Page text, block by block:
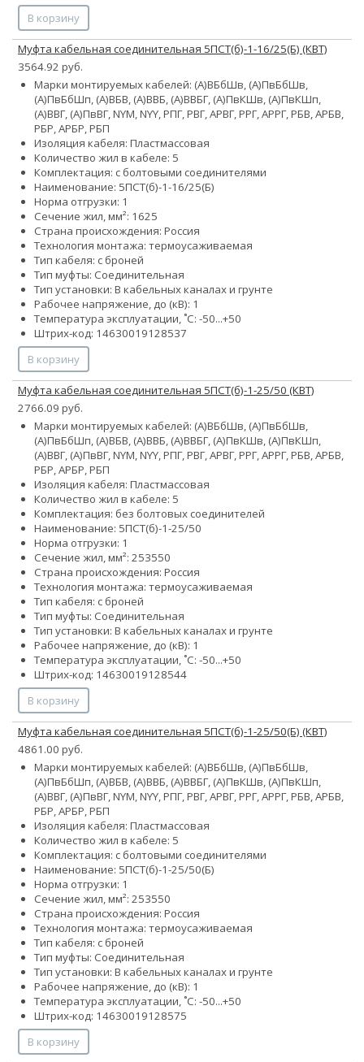
В корзину
Муфта кабельная соединительная 5ПСТ(б)-1-16/25(Б) (КВТ)
3564.92 руб.
Марки монтируемых кабелей: (А)ВБбШв, (А)ПвБбШв,
(А)ПвБбШп, (А)ВБВ, (А)ВВБ, (А)ВВБГ, (А)ПвКШв, (А)ПвКШп,
(А)ВВГ, (А)ПвВГ, NYM, NYY, РПГ, РВГ, АРВГ, РРГ, АРРГ, РБВ, АРБВ,
РБР, АРБР, РБП
Изоляция кабеля: Пластмассовая
Количество жил в кабеле: 5
Комплектация: с болтовыми соединителями
Наименование: 5ПСТ(б)-1-16/25(Б)
Норма отгрузки: 1
Сечение жил, мм²: 1625
Страна происхождения: Россия
Технология монтажа: термоусаживаемая
Тип кабеля: с броней
Тип муфты: Соединительная
Тип установки: В кабельных каналах и грунте
Рабочее напряжение, до (кВ): 1
Температура эксплуатации, ˚С: -50...+50
Штрих-код: 14630019128537
В корзину
Муфта кабельная соединительная 5ПСТ(б)-1-25/50 (КВТ)
2766.09 руб.
Марки монтируемых кабелей: (А)ВБбШв, (А)ПвБбШв,
(А)ПвБбШп, (А)ВБВ, (А)ВВБ, (А)ВВБГ, (А)ПвКШв, (А)ПвКШп,
(А)ВВГ, (А)ПвВГ, NYM, NYY, РПГ, РВГ, АРВГ, РРГ, АРРГ, РБВ, АРБВ,
РБР, АРБР, РБП
Изоляция кабеля: Пластмассовая
Количество жил в кабеле: 5
Комплектация: без болтовых соединителей
Наименование: 5ПСТ(б)-1-25/50
Норма отгрузки: 1
Сечение жил, мм²: 253550
Страна происхождения: Россия
Технология монтажа: термоусаживаемая
Тип кабеля: с броней
Тип муфты: Соединительная
Тип установки: В кабельных каналах и грунте
Рабочее напряжение, до (кВ): 1
Температура эксплуатации, ˚С: -50...+50
Штрих-код: 14630019128544
В корзину
Муфта кабельная соединительная 5ПСТ(б)-1-25/50(Б) (КВТ)
4861.00 руб.
Марки монтируемых кабелей: (А)ВБбШв, (А)ПвБбШв,
(А)ПвБбШп, (А)ВБВ, (А)ВВБ, (А)ВВБГ, (А)ПвКШв, (А)ПвКШп,
(А)ВВГ, (А)ПвВГ, NYM, NYY, РПГ, РВГ, АРВГ, РРГ, АРРГ, РБВ, АРБВ,
РБР, АРБР, РБП
Изоляция кабеля: Пластмассовая
Количество жил в кабеле: 5
Комплектация: с болтовыми соединителями
Наименование: 5ПСТ(б)-1-25/50(Б)
Норма отгрузки: 1
Сечение жил, мм²: 253550
Страна происхождения: Россия
Технология монтажа: термоусаживаемая
Тип кабеля: с броней
Тип муфты: Соединительная
Тип установки: В кабельных каналах и грунте
Рабочее напряжение, до (кВ): 1
Температура эксплуатации, ˚С: -50...+50
Штрих-код: 14630019128575
В корзину